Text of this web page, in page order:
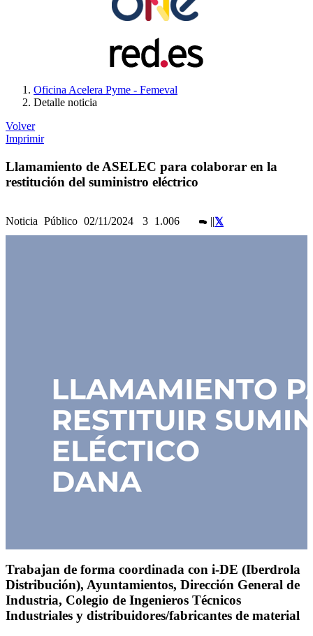
Oficina Acelera Pyme - Femeval
Detalle noticia
Volver
Imprimir
Llamamiento de ASELEC para colaborar en la
restitución del suministro eléctrico
Noticia Público 02/11/2024 3 1.006 ||
Trabajan de forma coordinada con i-DE (Iberdrola
Distribución), Ayuntamientos, Dirección General de
Industria, Colegio de Ingenieros Técnicos
Industriales y distribuidores/fabricantes de material